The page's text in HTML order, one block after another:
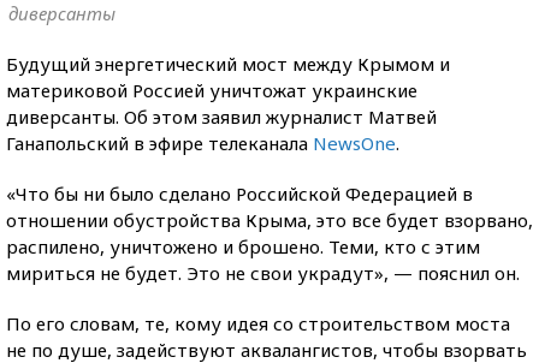
диверсанты
Будущий энергетический мост между Крымом и
материковой Россией уничтожат украинские
диверсанты. Об этом заявил журналист Матвей
Ганапольский в эфире телеканала NewsOne.
«Что бы ни было сделано Российской Федерацией в
отношении обустройства Крыма, это все будет взорвано,
распилено, уничтожено и брошено. Теми, кто с этим
мириться не будет. Это не свои украдут», — пояснил он.
По его словам, те, кому идея со строительством моста
не по душе, задействуют аквалангистов, чтобы взорвать